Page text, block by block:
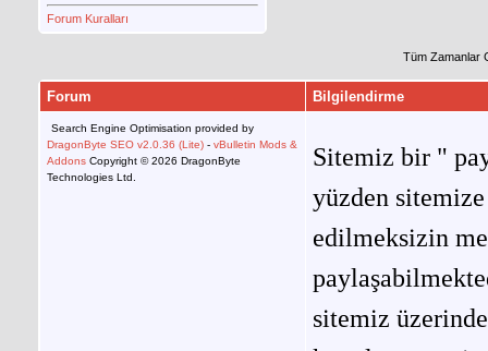
Forum Kuralları
Tüm Zamanlar
Forum Bilgilendirme
Search Engine Optimisation provided by
DragonByte SEO v2.0.36 (Lite) - vBulletin Mods &
Addons Copyright © 2026 DragonByte
Technologies Ltd.
Sitemiz bir "
yüzden
edilmeksizin
sitemiz